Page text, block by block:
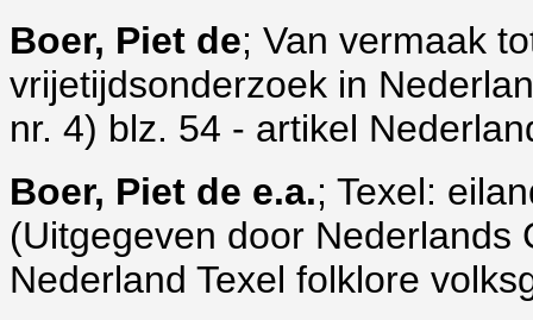
Boer, Piet de; Van vermaak
vrijetijdsonderzoek in
nr. 4) blz. 54 - artikel
Boer, Piet de e.a.; Texel:
(Uitgegeven door Nederlands
Nederland Texel folklore